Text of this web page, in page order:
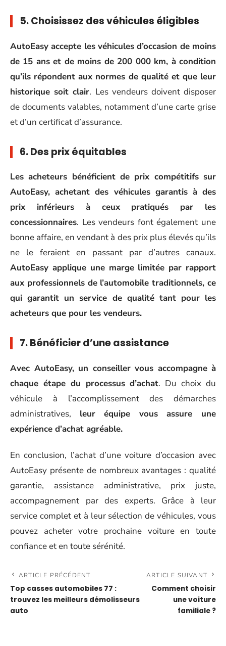
5. Choisissez des véhicules éligibles
AutoEasy accepte les véhicules d’occasion de moins
de 15 ans et de moins de 200 000 km, à condition
qu’ils répondent aux normes de qualité et que leur
historique soit clair. Les vendeurs doivent disposer
de documents valables, notamment d’une carte grise
et d’un certificat d’assurance.
6. Des prix équitables
Les acheteurs bénéficient de prix compétitifs sur
AutoEasy, achetant des véhicules garantis à des
prix inférieurs à ceux pratiqués par les
concessionnaires. Les vendeurs font également une
bonne affaire, en vendant à des prix plus élevés qu’ils
ne le feraient en passant par d’autres canaux.
AutoEasy applique une marge limitée par rapport
aux professionnels de l’automobile traditionnels, ce
qui garantit un service de qualité tant pour les
acheteurs que pour les vendeurs.
7. Bénéficier d’une assistance
Avec AutoEasy, un conseiller vous accompagne à
chaque étape du processus d’achat. Du choix du
véhicule à l’accomplissement des démarches
administratives, leur équipe vous assure une
expérience d’achat agréable.
En conclusion, l’achat d’une voiture d’occasion avec
AutoEasy présente de nombreux avantages : qualité
garantie, assistance administrative, prix juste,
accompagnement par des experts. Grâce à leur
service complet et à leur sélection de véhicules, vous
pouvez acheter votre prochaine voiture en toute
confiance et en toute sérénité.
ARTICLE PRÉCÉDENT
Top casses automobiles 77 :
trouvez les meilleurs démolisseurs
auto
ARTICLE SUIVANT
Comment choisir
une voiture
familiale ?